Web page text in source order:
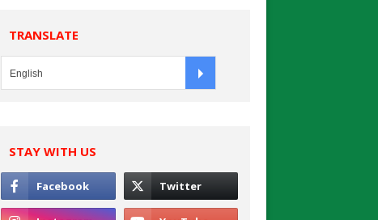
TRANSLATE
STAY WITH US